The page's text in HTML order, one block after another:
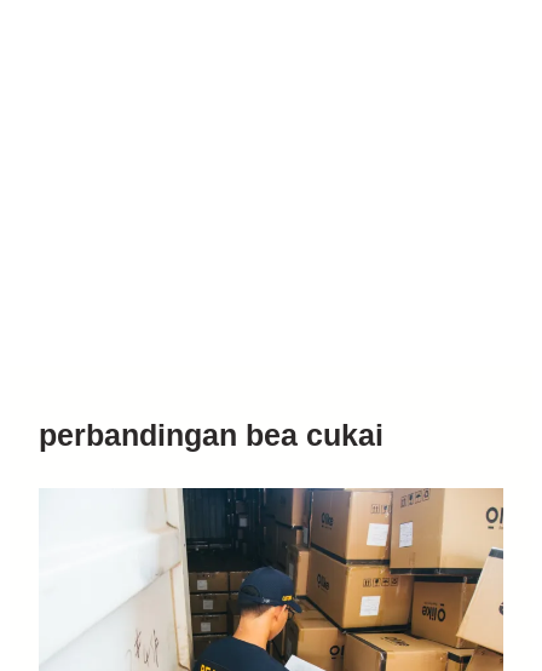
perbandingan bea cukai